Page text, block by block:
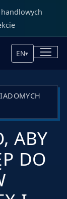
EN▾
ABY
DO